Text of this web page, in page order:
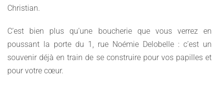
Christian.
C’est bien plus qu’une boucherie que vous verrez en
poussant la porte du 1, rue Noémie Delobelle : c’est un
souvenir déjà en train de se construire pour vos papilles et
pour votre cœur.